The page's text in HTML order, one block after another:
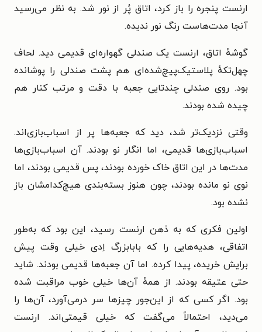
ارنست پنجره را باز کرد، اتاق پُر از نور شد. به نظر می‌رسید
آنجا مدت‌هاست رنگ نور ندیده.
گوشهٔ اتاق، ارنست یک صندلی گهواره‌ای قدیمی دید. لحاف
چهل‌تکهٔ پلاستیک‌پیچ‌شده‌ای هم پشت صندلی را پوشانده
بود. روی صندلی چندتایی جعبه با دقت و مرتب کنار هم
چیده شده بودند.
وقتی نزدیک‌تر شد، دید که جعبه‌ها پر از اسباب‌بازی‌اند.
اسباب‌بازی‌ها قدیمی، اما انگار نو بودند. آن اسباب‌بازی‌ها
مدت‌ها در این اتاق خاک خورده بودند، پس قدیمی بودند، اما
نوی نو مانده بودند، چون هنوز بسته‌بندی هیچ‌کدامشان باز
نشده بود.
اولین فکری که به ذهن ارنست رسید، این بود که به‌طور
اتفاقی، هدیه‌هایی را که بابابزرگ اِدی خیلی وقت پیش
برایش خریده، پیدا کرده. اما آن جعبه‌ها قدیمی بودند. شاید
حتی عتیقه بودند. از همهٔ آن‌ها خیلی خوب مراقبت شده
بود. اگر کسی که از این‌جور چیزها سر درمی‌آورد، آن‌ها را
می‌دید، احتمالاً می‌گفتکه خیلی قیمتی‌اند. ارنست